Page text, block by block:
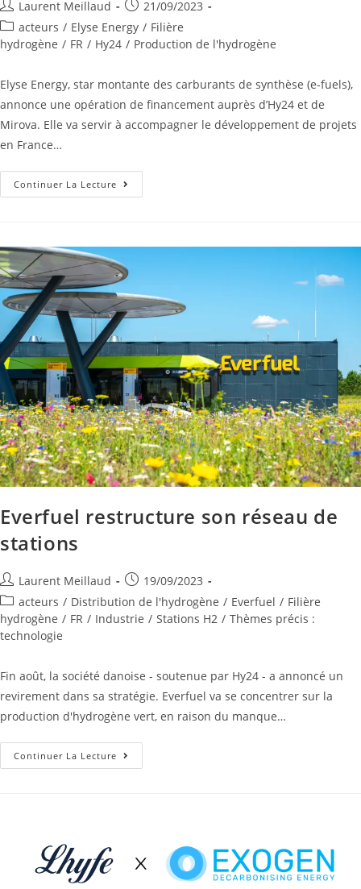
Laurent Meillaud
21/09/2023
acteurs / Elyse Energy / Filière
hydrogène / FR / Hy24 / Production de l'hydrogène
Elyse Energy, star montante des carburants de synthèse (e-fuels),
annonce une opération de financement auprès d’Hy24 et de
Mirova. Elle va servir à accompagner le développement de projets
en France…
Continuer La Lecture
Everfuel restructure son réseau de
stations
Laurent Meillaud
19/09/2023
acteurs / Distribution de l'hydrogène / Everfuel / Filière
hydrogène / FR / Industrie / Stations H2 / Thèmes précis :
technologie
Fin août, la société danoise - soutenue par Hy24 - a annoncé un
revirement dans sa stratégie. Everfuel va se concentrer sur la
production d'hydrogène vert, en raison du manque…
Continuer La Lecture